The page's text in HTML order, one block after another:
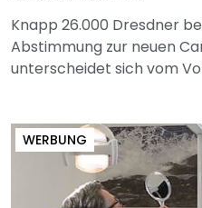
Knapp 26.000 Dresdner
Abstimmung zur neuen
unterscheidet sich vom
WERBUNG